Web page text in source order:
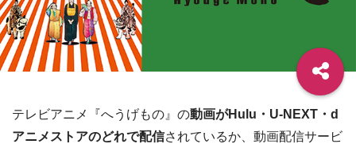
テレビアニメ『へうげもの』の動画がHulu・U-NEXT・d
アニメストアのどれで配信されているか、動画配信サービ